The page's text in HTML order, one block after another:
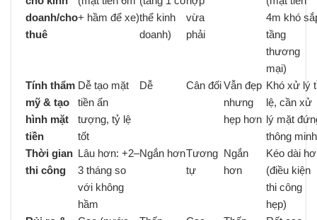
doanh/cho
thuê
+ hầm để xe)thể kinh
doanh)
vừa
phải
4m khó
tầng
thương
mại)
Tính thẩm
mỹ & tạo
hình mặt
tiền
Dễ tạo mặt
tiền ấn
tượng, tỷ lệ
tốt
Dễ Cân đốiVẫn đẹp
nhưng
hẹp hơn
Khó xử lý
lệ, cần xử
lý mặt
thông minh
Thời gian
thi công
Lâu hơn: +2–
3 tháng so
với không
hầm
Ngắn hơnTương
tự
Ngắn
hơn
Kéo dài
(điều kiện
thi công
hẹp)